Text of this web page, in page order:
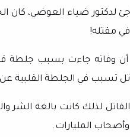
ضياء العوضي، كان
مقتله!
وفاته جاءت بسبب جلطة
تسبب في الجلطة القلبية
لذلك كانت بالغة الشر
المليارات.